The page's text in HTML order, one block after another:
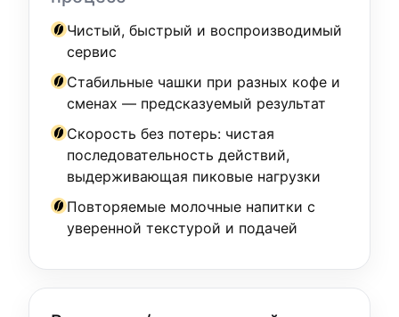
Чистый, быстрый и воспроизводимый
сервис
Стабильные чашки при разных кофе и
сменах — предсказуемый результат
Скорость без потерь: чистая
последовательность действий,
выдерживающая пиковые нагрузки
Повторяемые молочные напитки с
уверенной текстурой и подачей